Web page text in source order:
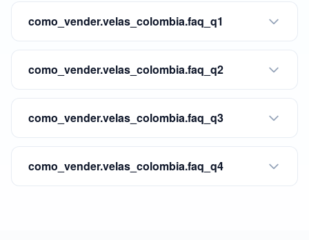
como_vender.velas_colombia.faq_q1
como_vender.velas_colombia.faq_q2
como_vender.velas_colombia.faq_q3
como_vender.velas_colombia.faq_q4